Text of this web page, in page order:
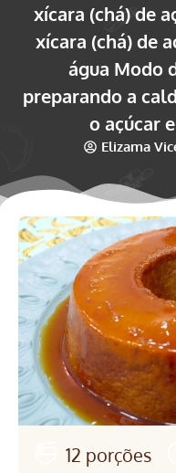
xícara (chá) de
xícara (chá) de
água Modo
preparando a
o açúcar
Elizama
12 porções